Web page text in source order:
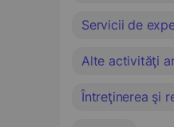
Servicii de
Alte activităţi
Întreţinerea şi